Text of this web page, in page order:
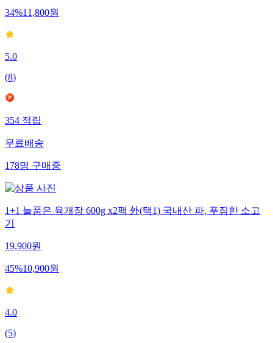
34%11,800원
5.0
(8)
354적립
무료배송
178명구매중
1+1 늘품은 육개장 600g x2팩 外(택1) 국내산 파, 푸짐한 소고
기
19,900원
45%10,900원
4.0
(5)